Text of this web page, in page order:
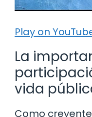
Play on
La
vida
Como